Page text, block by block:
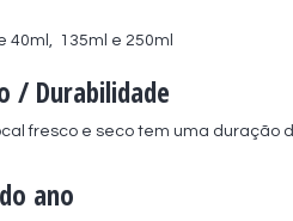
135ml e 250ml
/ Durabilidade
fresco e seco tem uma duração
ano